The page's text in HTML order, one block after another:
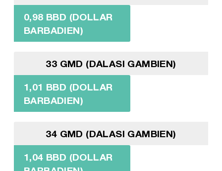
0,98 BBD (DOLLAR
BARBADIEN)
33 GMD (DALASI GAMBIEN)
1,01 BBD (DOLLAR
BARBADIEN)
34 GMD (DALASI GAMBIEN)
1,04 BBD (DOLLAR